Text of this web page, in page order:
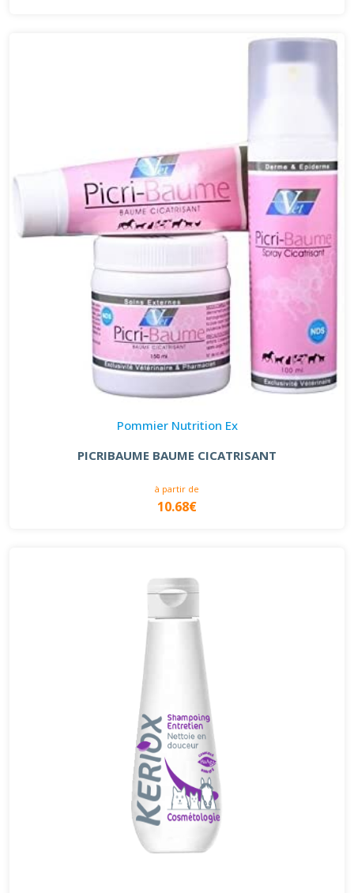
Pommier Nutrition Ex
PICRIBAUME BAUME CICATRISANT
à partir de
10.68€